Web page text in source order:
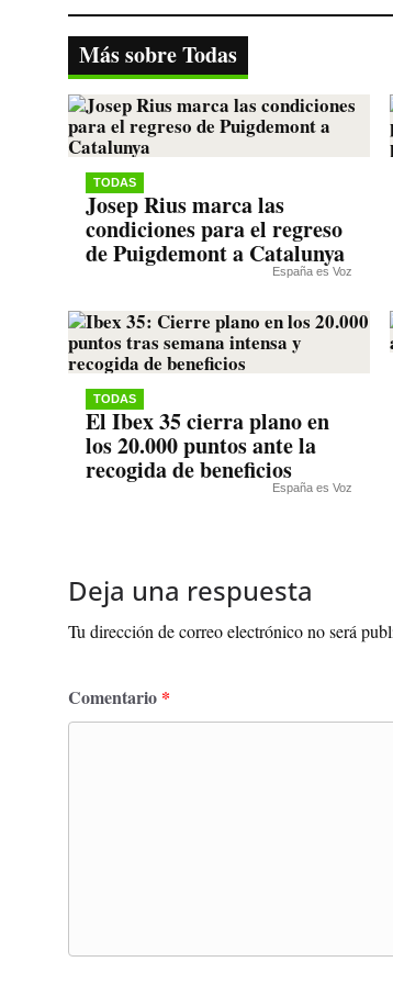
bo
ok
tte
r
ts
A
pp
gr
a
m
y
nk
Más sobre Todas
TODAS
Josep Rius marca las
condiciones para el regreso
de Puigdemont a Catalunya
España es Voz
TODAS
El Ibex 35 cierra plano en
los 20.000 puntos ante la
recogida de beneficios
España es Voz
Deja una respuesta
Tu dirección de correo electrónico no será
Comentario *